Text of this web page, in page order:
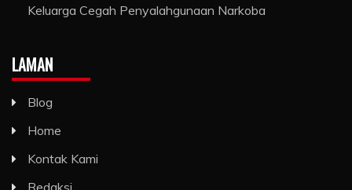
Keluarga Cegah Penyalahgunaan Narkoba
LAMAN
Blog
Home
Kontak Kami
Redaksi